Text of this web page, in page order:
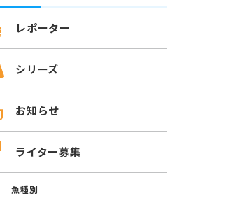
レポーター
シリーズ
お知らせ
ライター募集
魚種別